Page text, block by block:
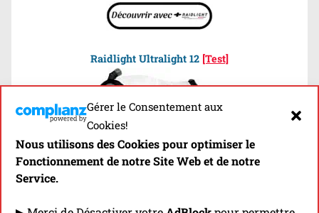
Gérer le Consentement aux
Cookies!
Nous utilisons des Cookies pour optimiser le
Fonctionnement de notre Site Web et de notre
Service.
Raidlight Ultralight 12 [Test]